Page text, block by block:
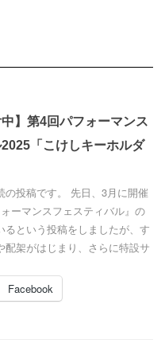
中】第4回パフォーマンス
「こけしキーホルダ
の投稿です。 先日、3月に開催
ーマンスフェスティバル』の
るという投稿をしましたが、す
配架がはじまり、さらに特設サ
Facebook